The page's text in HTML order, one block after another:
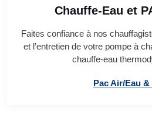
Chauffe-Eau et
Faites confiance à nos
et l’entretien de votre pompe à
chauffe-eau
Pac Air/Eau &